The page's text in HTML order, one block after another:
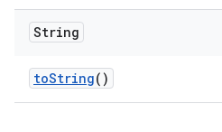
String
toString()